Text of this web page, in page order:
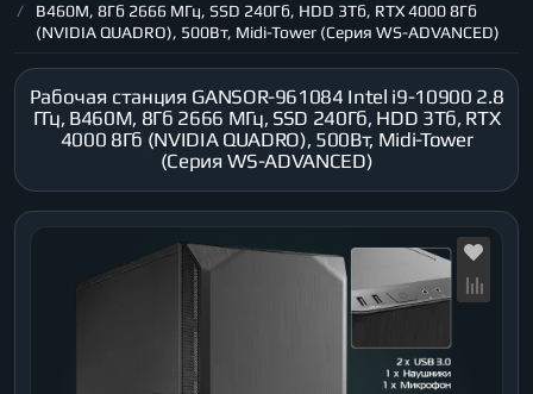
B460M, 8Гб 2666 МГц, SSD 240Гб, HDD 3Тб, RTX 4000 8Гб
(NVIDIA QUADRO), 500Вт, Midi-Tower (Серия WS-ADVANCED)
Рабочая станция GANSOR-961084 Intel i9-10900 2.8
ГГц, B460M, 8Гб 2666 МГц, SSD 240Гб, HDD 3Тб, RTX
4000 8Гб (NVIDIA QUADRO), 500Вт, Midi-Tower
(Серия WS-ADVANCED)